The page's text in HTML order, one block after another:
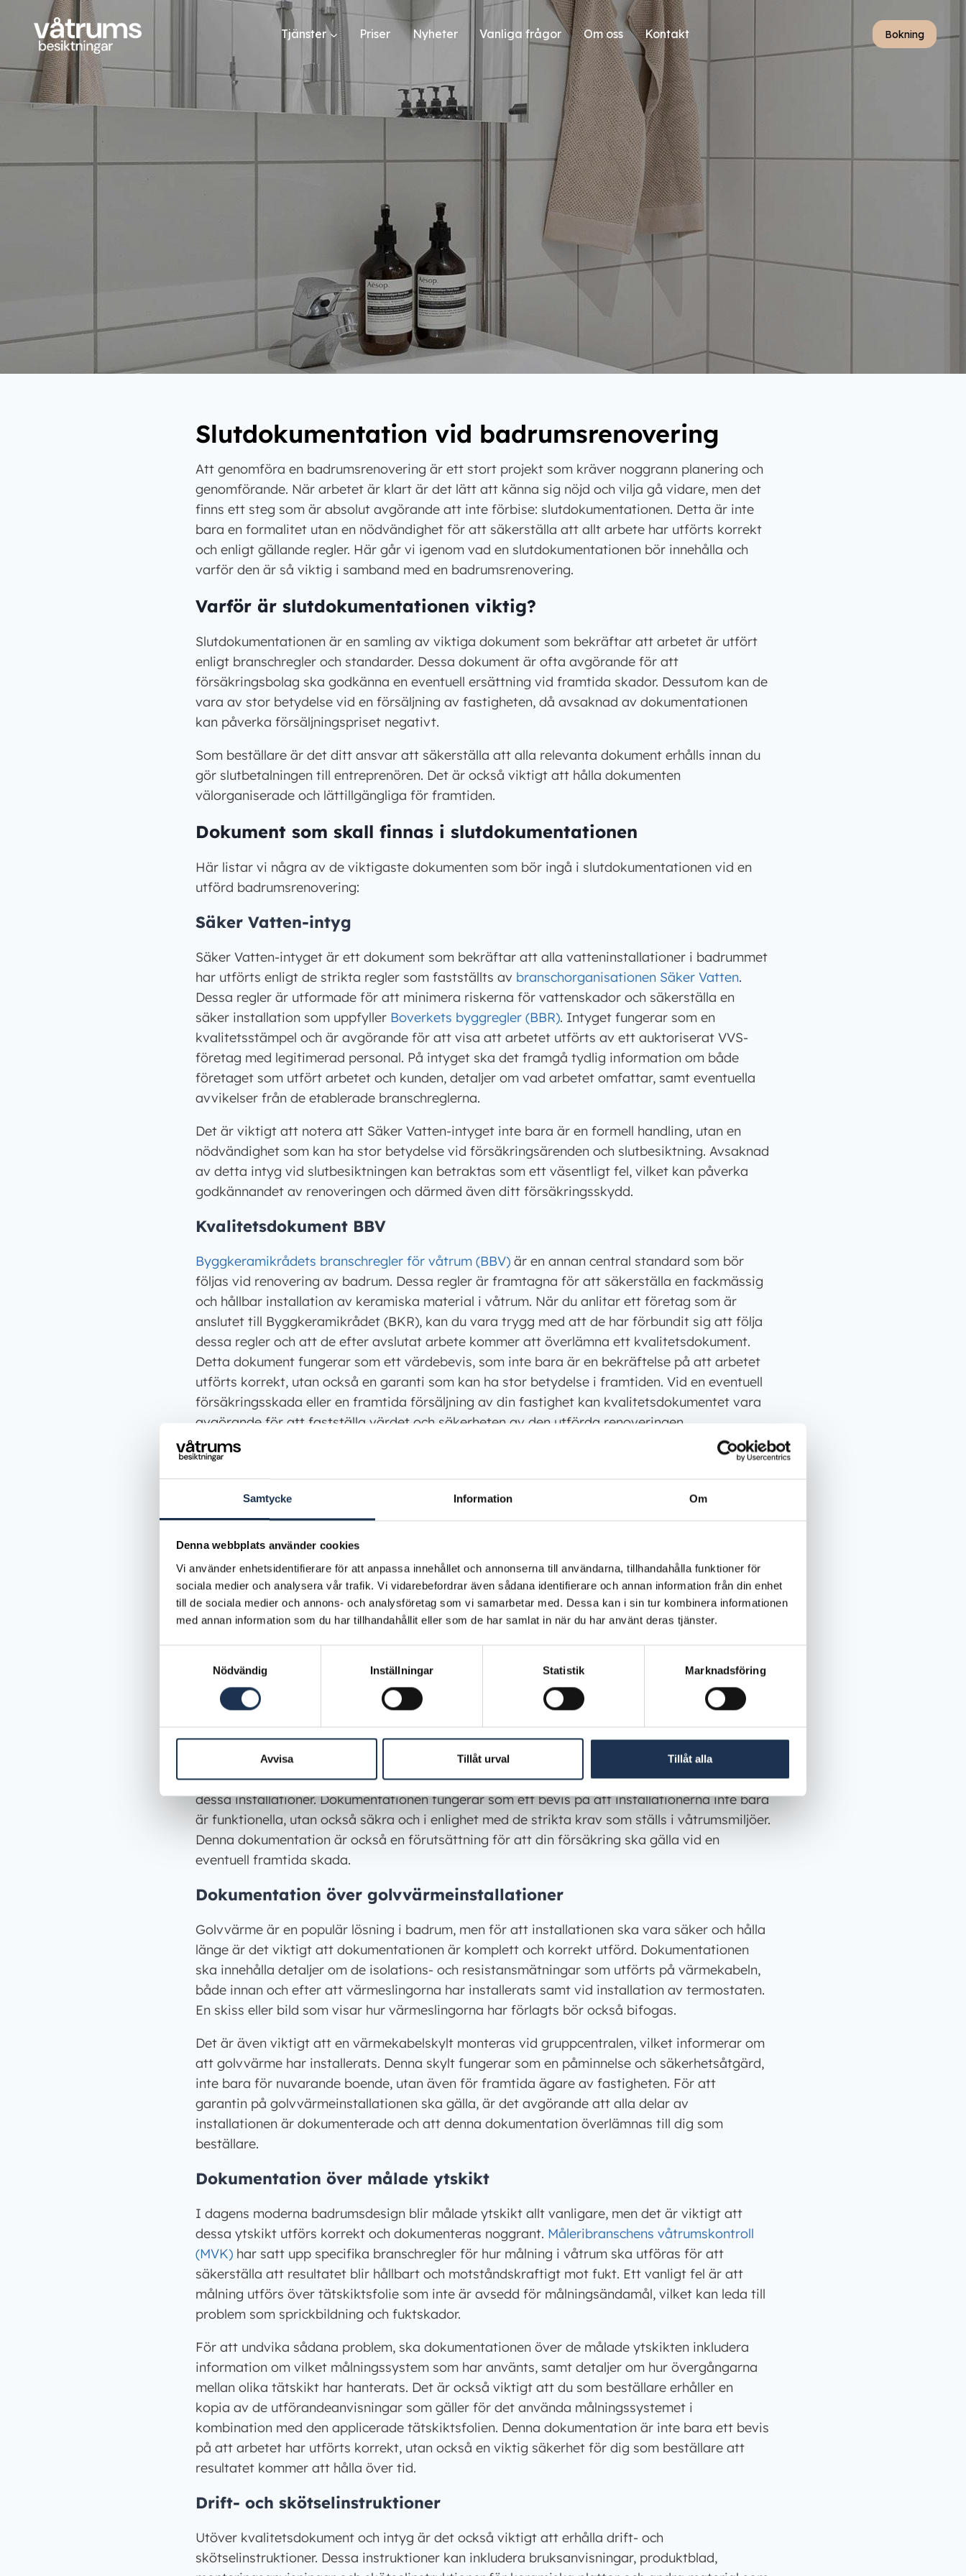
Samtycke Information Om
Denna webbplats använder cookies
Vi använder enhetsidentifierare för att anpassa innehållet och annonserna till användarna, tillhandahålla funktioner för
sociala medier och analysera vår trafik. Vi vidarebefordrar även sådana identifierare och annan information från din enhet
till de sociala medier och annons- och analysföretag som vi samarbetar med. Dessa kan i sin tur kombinera informationen
med annan information som du har tillhandahållit eller som de har samlat in när du har använt deras tjänster.
Nödvändig
Inställningar Statistik Marknadsföring
Avvisa Tillåt urval Tillåt alla
Tjänster Priser Nyheter Vanliga frågor Om oss Kontakt Bokning
Slutdokumentation vid badrumsrenovering
Att genomföra en badrumsrenovering är ett stort projekt som kräver noggrann planering och
genomförande. När arbetet är klart är det lätt att känna sig nöjd och vilja gå vidare, men det
finns ett steg som är absolut avgörande att inte förbise: slutdokumentationen. Detta är inte
bara en formalitet utan en nödvändighet för att säkerställa att allt arbete har utförts korrekt
och enligt gällande regler. Här går vi igenom vad en slutdokumentationen bör innehålla och
varför den är så viktig i samband med en badrumsrenovering.
Varför är slutdokumentationen viktig?
Slutdokumentationen är en samling av viktiga dokument som bekräftar att arbetet är utfört
enligt branschregler och standarder. Dessa dokument är ofta avgörande för att
försäkringsbolag ska godkänna en eventuell ersättning vid framtida skador. Dessutom kan de
vara av stor betydelse vid en försäljning av fastigheten, då avsaknad av dokumentationen
kan påverka försäljningspriset negativt.
Som beställare är det ditt ansvar att säkerställa att alla relevanta dokument erhålls innan du
gör slutbetalningen till entreprenören. Det är också viktigt att hålla dokumenten
välorganiserade och lättillgängliga för framtiden.
Dokument som skall finnas i slutdokumentationen
Här listar vi några av de viktigaste dokumenten som bör ingå i slutdokumentationen vid en
utförd badrumsrenovering:
Säker Vatten-intyg
Säker Vatten-intyget är ett dokument som bekräftar att alla vatteninstallationer i badrummet
har utförts enligt de strikta regler som fastställts av branschorganisationen Säker Vatten.
Dessa regler är utformade för att minimera riskerna för vattenskador och säkerställa en
säker installation som uppfyller Boverkets byggregler (BBR). Intyget fungerar som en
kvalitetsstämpel och är avgörande för att visa att arbetet utförts av ett auktoriserat VVS-
företag med legitimerad personal. På intyget ska det framgå tydlig information om både
företaget som utfört arbetet och kunden, detaljer om vad arbetet omfattar, samt eventuella
avvikelser från de etablerade branschreglerna.
Det är viktigt att notera att Säker Vatten-intyget inte bara är en formell handling, utan en
nödvändighet som kan ha stor betydelse vid försäkringsärenden och slutbesiktning. Avsaknad
av detta intyg vid slutbesiktningen kan betraktas som ett väsentligt fel, vilket kan påverka
godkännandet av renoveringen och därmed även ditt försäkringsskydd.
Kvalitetsdokument BBV
Byggkeramikrådets branschregler för våtrum (BBV) är en annan central standard som bör
följas vid renovering av badrum. Dessa regler är framtagna för att säkerställa en fackmässig
och hållbar installation av keramiska material i våtrum. När du anlitar ett företag som är
anslutet till Byggkeramikrådet (BKR), kan du vara trygg med att de har förbundit sig att följa
dessa regler och att de efter avslutat arbete kommer att överlämna ett kvalitetsdokument.
Detta dokument fungerar som ett värdebevis, som inte bara är en bekräftelse på att arbetet
utförts korrekt, utan också en garanti som kan ha stor betydelse i framtiden. Vid en eventuell
försäkringsskada eller en framtida försäljning av din fastighet kan kvalitetsdokumentet vara
avgörande för att fastställa värdet och säkerheten av den utförda renoveringen.
Kvalitetsdokumentet utfärdas efter att en egenkontroll av arbetet har genomförts, och det
ska undertecknas av både den ansvarige arbetsledaren och den behörige plattsättaren som
utfört arbetet. Dokumentet tillsammans med en aktuell monteringsanvisning för
tätskiktssystemet ska överlämnas till dig som beställare. Att få detta dokument vid
badrum är både säkert och fackmässigt utfört.
Dokumentation över elinstallationer
När det kommer till elinstallationer i våtrum är säkerheten högsta prioritet, och
Elsäkerhetsverkets föreskriftersätter ramarna för hur detta arbete ska utföras. Alla
elinstallationer måste dokumenteras noggrant för att säkerställa att de är utförda enligt
gällande regler och normer. Dokumentationen ska inkludera en förteckning över inspekterade
kretsar och de tester som har utförts, såsom isolationsmätning, kontroll av skyddsjordning,
och test av jordfelsbrytare. Vidare ska dokumentationen även redovisa att rätt IP-klassning
har använts i rätt elområde och att alla säkerhetskrav har uppfyllts.
Endast elföretag som är registrerade hos Elsäkerhetsverket får utföra och dokumentera
dessa installationer. Dokumentationen fungerar som ett bevis på att installationerna inte bara
är funktionella, utan också säkra och i enlighet med de strikta krav som ställs i våtrumsmiljöer.
Denna dokumentation är också en förutsättning för att din försäkring ska gälla vid en
eventuell framtida skada.
Dokumentation över golvvärmeinstallationer
Golvvärme är en populär lösning i badrum, men för att installationen ska vara säker och hålla
länge är det viktigt att dokumentationen är komplett och korrekt utförd. Dokumentationen
ska innehålla detaljer om de isolations- och resistansmätningar som utförts på värmekabeln,
både innan och efter att värmeslingorna har installerats samt vid installation av termostaten.
En skiss eller bild som visar hur värmeslingorna har förlagts bör också bifogas.
Det är även viktigt att en värmekabelskylt monteras vid gruppcentralen, vilket informerar om
att golvvärme har installerats. Denna skylt fungerar som en påminnelse och säkerhetsåtgärd,
inte bara för nuvarande boende, utan även för framtida ägare av fastigheten. För att
garantin på golvvärmeinstallationen ska gälla, är det avgörande att alla delar av
installationen är dokumenterade och att denna dokumentation överlämnas till dig som
beställare.
Dokumentation över målade ytskikt
I dagens moderna badrumsdesign blir målade ytskikt allt vanligare, men det är viktigt att
dessa ytskikt utförs korrekt och dokumenteras noggrant. Måleribranschens våtrumskontroll
(MVK) har satt upp specifika branschregler för hur målning i våtrum ska utföras för att
säkerställa att resultatet blir hållbart och motståndskraftigt mot fukt. Ett vanligt fel är att
målning utförs över tätskiktsfolie som inte är avsedd för målningsändamål, vilket kan leda till
problem som sprickbildning och fuktskador.
För att undvika sådana problem, ska dokumentationen över de målade ytskikten inkludera
information om vilket målningssystem som har använts, samt detaljer om hur övergångarna
mellan olika tätskikt har hanterats. Det är också viktigt att du som beställare erhåller en
kopia av de utförandeanvisningar som gäller för det använda målningssystemet i
kombination med den applicerade tätskiktsfolien. Denna dokumentation är inte bara ett bevis
på att arbetet har utförts korrekt, utan också en viktig säkerhet för dig som beställare att
resultatet kommer att hålla över tid.
Drift- och skötselinstruktioner
Utöver kvalitetsdokument och intyg är det också viktigt att erhålla drift- och
skötselinstruktioner. Dessa instruktioner kan inkludera bruksanvisningar, produktblad,